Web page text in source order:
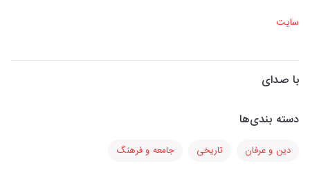
سایت
با صدای
دسته بندی‌ها
دین و عرفان تاریخی جامعه و فرهنگ